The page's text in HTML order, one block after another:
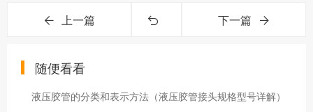
上一篇 下一篇
随便看看
液压胶管的分类和表示方法（液压胶管接头规格型号详解）